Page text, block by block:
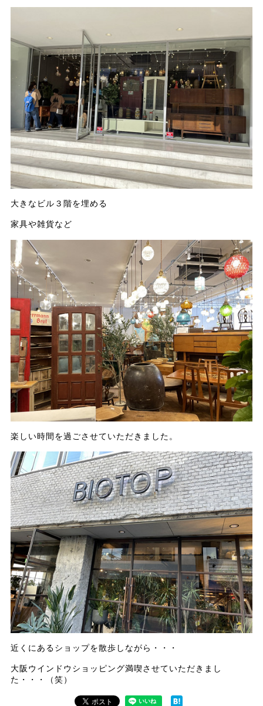
大きなビル３階を埋める
家具や雑貨など
楽しい時間を過ごさせていただきました。
近くにあるショップを散歩しながら・・・
大阪ウインドウショッピング満喫させていただきまし
た・・・（笑）